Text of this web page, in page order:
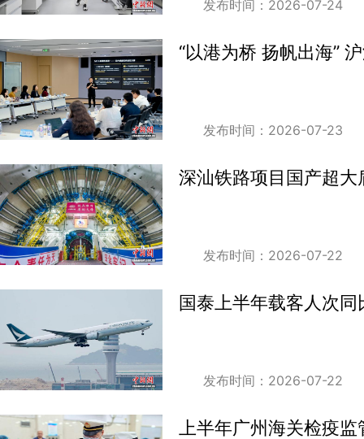
发布时间：2026-07-24
“以港为桥 扬帆出海”
发布时间：2026-07-23
深汕铁路项目国产超
发布时间：2026-07-22
国泰上半年载客人次
发布时间：2026-07-22
上半年广州海关检疫